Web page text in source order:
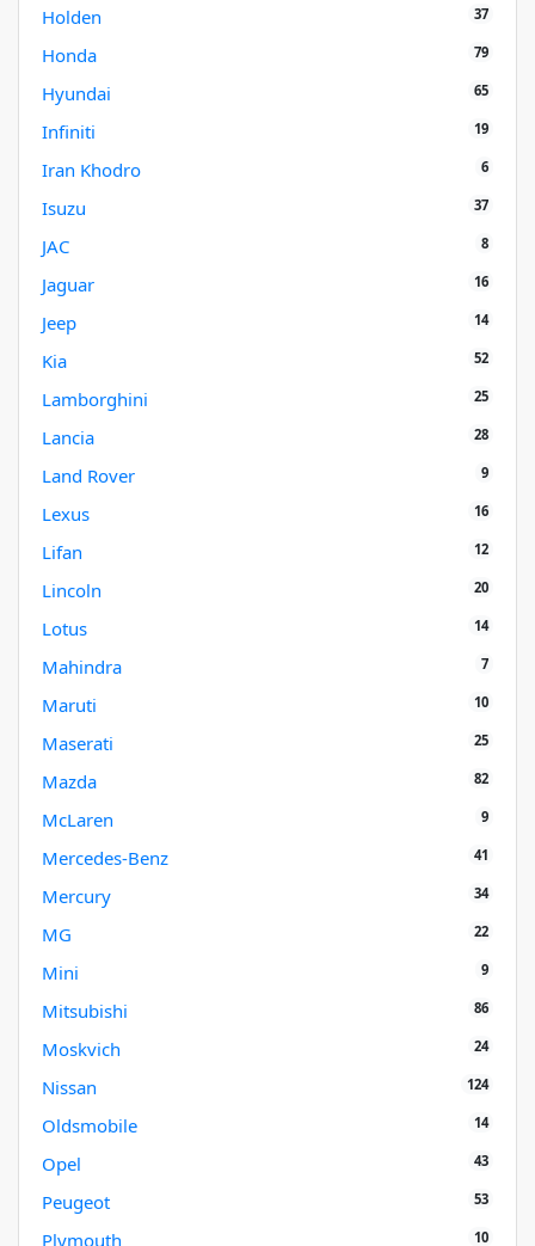
Holden 37
Honda 79
Hyundai 65
Infiniti 19
Iran Khodro 6
Isuzu 37
JAC 8
Jaguar 16
Jeep 14
Kia 52
Lamborghini 25
Lancia 28
Land Rover 9
Lexus 16
Lifan 12
Lincoln 20
Lotus 14
Mahindra 7
Maruti 10
Maserati 25
Mazda 82
McLaren 9
Mercedes-Benz 41
Mercury 34
MG 22
Mini 9
Mitsubishi 86
Moskvich 24
Nissan 124
Oldsmobile 14
Opel 43
Peugeot 53
Plymouth 10